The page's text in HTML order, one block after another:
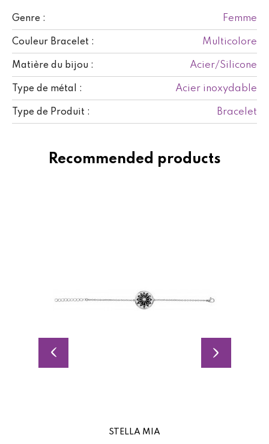
Genre : Femme
Couleur Bracelet : Multicolore
Matière du bijou : Acier/Silicone
Type de métal : Acier inoxydable
Type de Produit : Bracelet
Recommended products
STELLA MIA